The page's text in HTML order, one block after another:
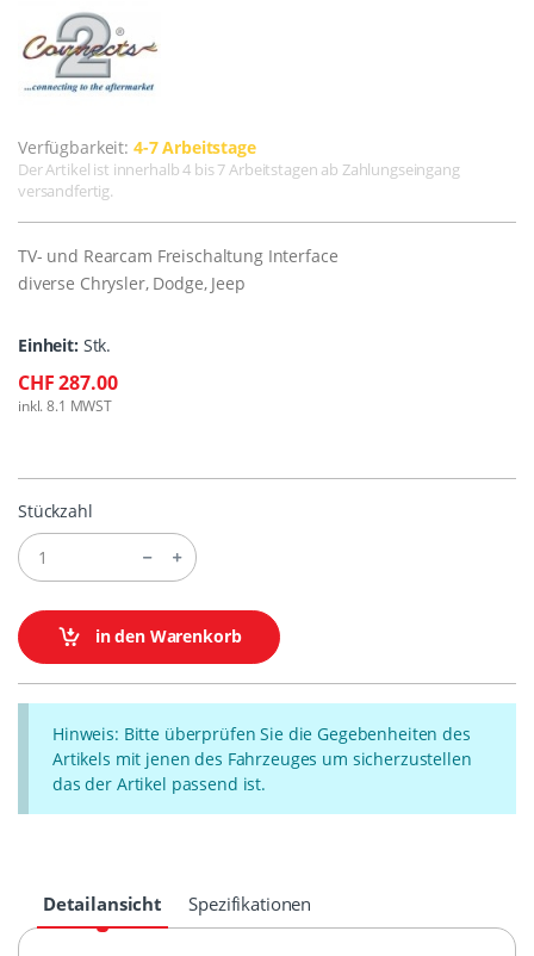
Verfügbarkeit: 4-7 Arbeitstage
Der Artikel ist innerhalb 4 bis 7 Arbeitstagen ab Zahlungseingang
versandfertig.
TV- und Rearcam Freischaltung Interface
diverse Chrysler, Dodge, Jeep
Einheit: Stk.
CHF 287.00
inkl. 8.1 MWST
Stückzahl
in den Warenkorb
Hinweis: Bitte überprüfen Sie die Gegebenheiten des
Artikels mit jenen des Fahrzeuges um sicherzustellen
das der Artikel passend ist.
Detailansicht Spezifikationen